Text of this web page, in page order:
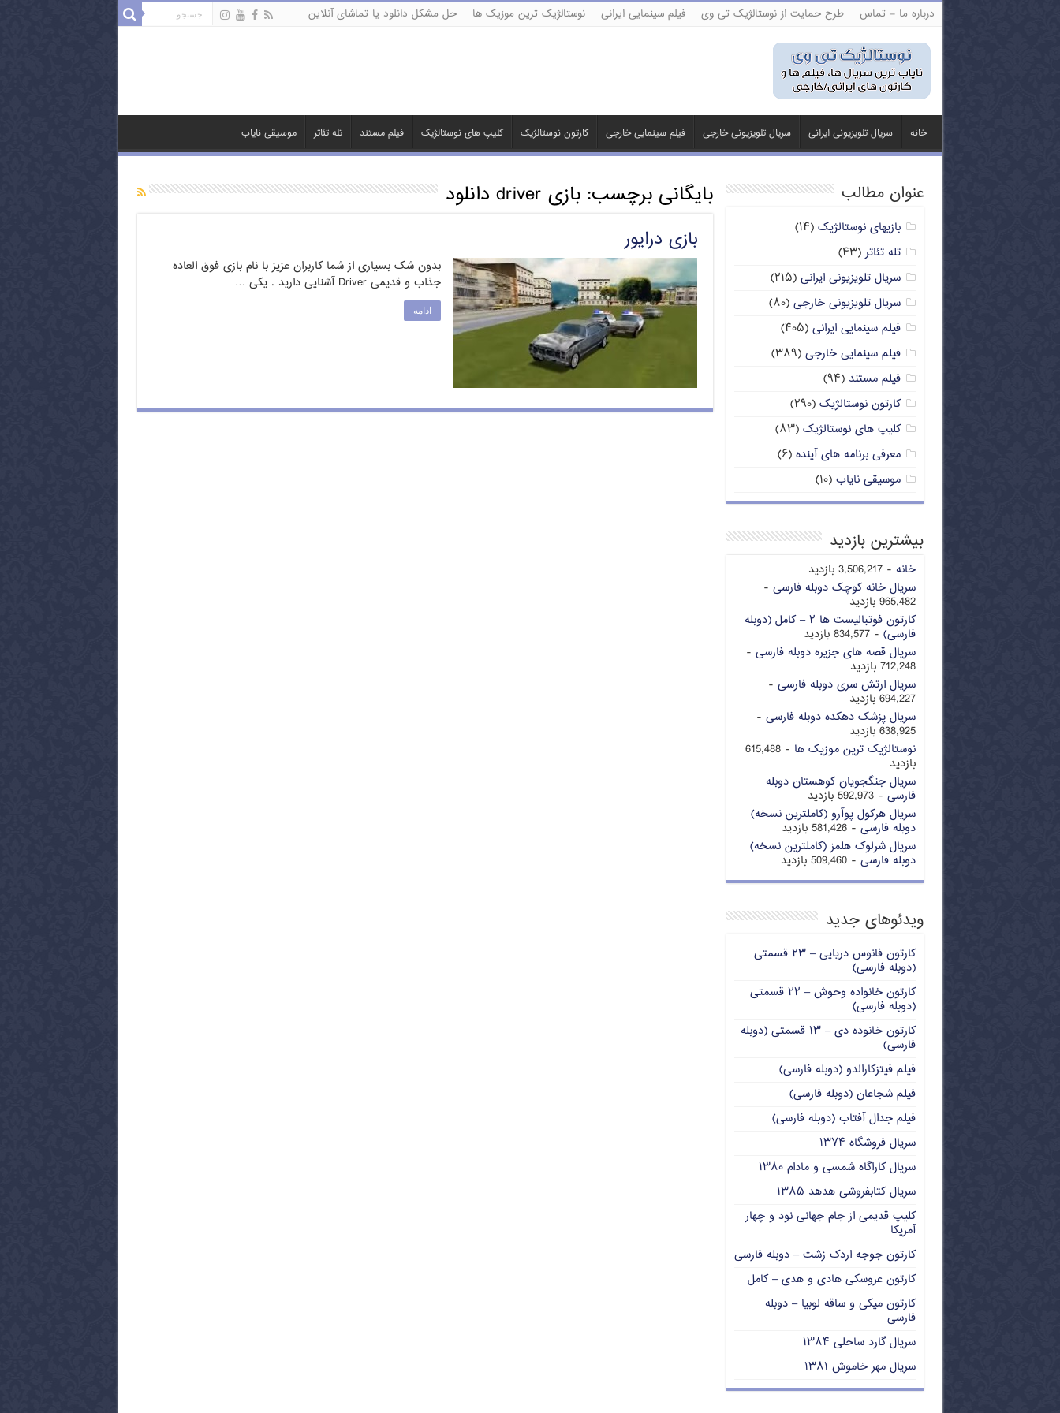
درباره ما – تماس طرح حمایت از نوستالژیک تی وی فیلم سینمایی ایرانی نوستالژیک ترین موزیک ها حل مشکل دانلود یا تماشای آنلاین
خانه سریال تلویزیونی ایرانی سریال تلویزیونی خارجی فیلم سینمایی خارجی کارتون نوستالژیک کلیپ های نوستالژیک فیلم مستند تله تئاتر موسیقی نایاب
بایگانی برچسب:بازی driver دانلود
بازی درایور
بدون شک بسیاری از شما کاربران عزیز با نام بازی فوق العاده
جذاب و قدیمی Driver آشنایی دارید . یکی …
ادامه
عنوان مطالب
بازیهای نوستالژیک (۱۴)
تله تئاتر(۴۳)
سریال تلویزیونی ایرانی (۲۱۵)
سریال تلویزیونی خارجی (۸۰)
فیلم سینمایی ایرانی (۴۰۵)
فیلم سینمایی خارجی (۳۸۹)
فیلم مستند (۹۴)
کارتون نوستالژیک (۲۹۰)
کلیپ های نوستالژیک (۸۳)
معرفی برنامه های آینده (۶)
موسیقی نایاب (۱۰)
بیشترین بازدید
خانه - 3,506,217 بازدید
سریال خانه کوچک دوبله فارسی -
965,482 بازدید
کارتون فوتبالیست ها ۲ – کامل (دوبله
فارسی) - 834,577 بازدید
سریال قصه های جزیره دوبله فارسی -
712,248 بازدید
سریال ارتش سری دوبله فارسی -
694,227 بازدید
سریال پزشک دهکده دوبله فارسی -
638,925 بازدید
نوستالژیک ترین موزیک ها
- 615,488
بازدید
سریال جنگجویان کوهستان دوبله
فارسی - 592,973 بازدید
سریال هرکول پوآرو (کاملترین نسخه)
دوبله فارسی - 581,426 بازدید
سریال شرلوک هلمز (کاملترین نسخه)
دوبله فارسی - 509,460 بازدید
ویدئوهای جدید
کارتون فانوس دریایی – ۲۳ قسمتی
(دوبله فارسی)
کارتون خانواده وحوش – ۲۲ قسمتی
(دوبله فارسی)
کارتون خانوده دی – ۱۳ قسمتی (دوبله
فارسی)
فیلم فیتزکارالدو (دوبله فارسی)
فیلم شجاعان (دوبله فارسی)
فیلم جدال آفتاب (دوبله فارسی)
سریال فروشگاه ۱۳۷۴
سریال کاراگاه شمسی و مادام ۱۳۸۰
سریال کتابفروشی هدهد ۱۳۸۵
کلیپ قدیمی از جام جهانی نود و چهار
آمریکا
کارتون جوجه اردک زشت – دوبله فارسی
کارتون عروسکی هادی و هدی – کامل
کارتون میکی و ساقه لوبیا – دوبله
فارسی
سریال گارد ساحلی ۱۳۸۴
سریال مهر خاموش ۱۳۸۱